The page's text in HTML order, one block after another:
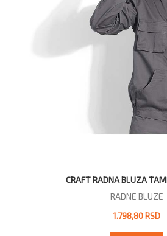
CRAFT RADNA BLUZA
RADNE BLUZE
1.798,80 RSD